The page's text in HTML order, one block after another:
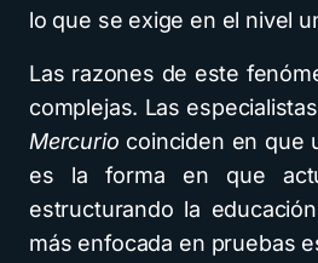
lo que se exige en el nivel
Las razones de este
complejas. Las
Mercurio coinciden en que
es la forma en que
estructurando la
más enfocada en pruebas